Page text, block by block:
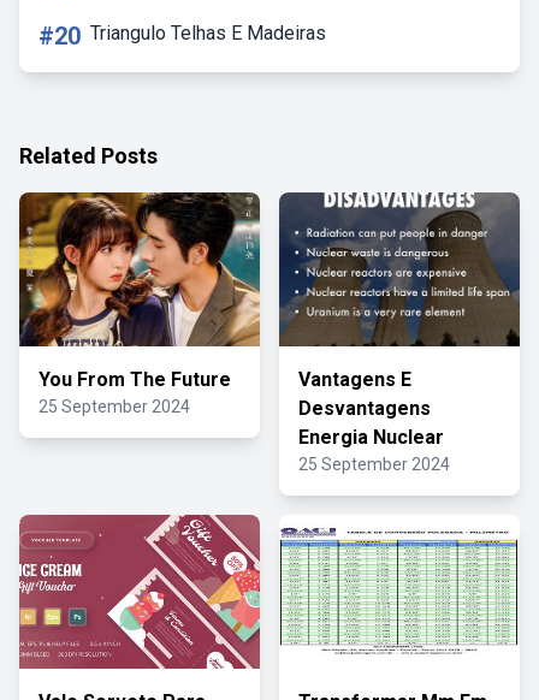
#20 Triangulo Telhas E Madeiras
Related Posts
You From The Future
25 September 2024
Vantagens E
Desvantagens
Energia Nuclear
25 September 2024